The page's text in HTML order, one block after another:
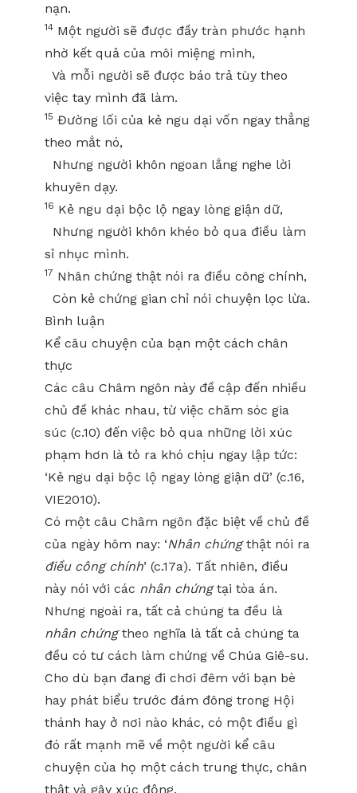
nạn.
14 Một người sẽ được đầy tràn phước hạnh
nhờ kết quả của môi miệng mình,
Và mỗi người sẽ được báo trả tùy theo
việc tay mình đã làm.
15 Đường lối của kẻ ngu dại vốn ngay thẳng
theo mắt nó,
Nhưng người khôn ngoan lắng nghe lời
khuyên dạy.
16 Kẻ ngu dại bộc lộ ngay lòng giận dữ,
Nhưng người khôn khéo bỏ qua điều làm
sỉ nhục mình.
17 Nhân chứng thật nói ra điều công chính,
Còn kẻ chứng gian chỉ nói chuyện lọc lừa.
Bình luận
Kể câu chuyện của bạn một cách chân
thực
Các câu Châm ngôn này đề cập đến nhiều
chủ đề khác nhau, từ việc chăm sóc gia
súc (c.10) đến việc bỏ qua những lời xúc
phạm hơn là tỏ ra khó chịu ngay lập tức:
‘Kẻ ngu dại bộc lộ ngay lòng giận dữ’ (c.16,
VIE2010).
Có một câu Châm ngôn đặc biệt về chủ đề
của ngày hôm nay: ‘Nhân chứngthật nói ra
điều công chính’ (c.17a). Tất nhiên, điều
này nói với các nhân chứngtại tòa án.
Nhưng ngoài ra, tất cả chúng ta đều là
nhân chứngtheo nghĩa là tất cả chúng ta
đều có tư cách làm chứng về Chúa Giê-su.
Cho dù bạn đang đi chơi đêm với bạn bè
hay phát biểu trước đám đông trong Hội
thánh hay ở nơi nào khác, có một điều gì
đó rất mạnh mẽ về một người kể câu
chuyện của họ một cách trung thực, chân
thật và gây xúc động.